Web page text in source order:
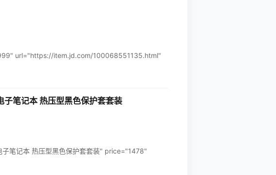
url="https://item.jd.com/100068551135.html"
笔记本 热压型黑色保护套套装
笔记本 热压型黑色保护套套装" price="1478"